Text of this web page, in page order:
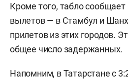
Кроме того, табло
вылетов — в Стамбул и
прилетов из этих городов.
общее число задержанных.
Напомним, в Татарстане с